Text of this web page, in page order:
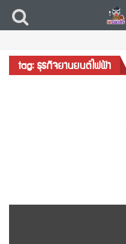
tag: ธุรกิจยานยนต์ไฟฟ้า